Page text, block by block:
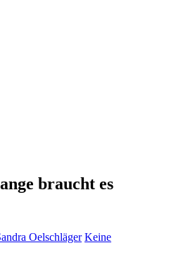
braucht es
Oelschläger Keine